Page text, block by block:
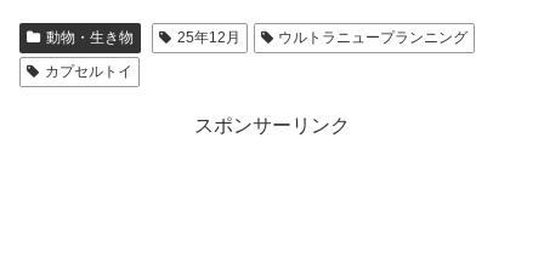
動物・生き物 25年12月
ウルトラニュープランニング
カプセルトイ
スポンサーリンク